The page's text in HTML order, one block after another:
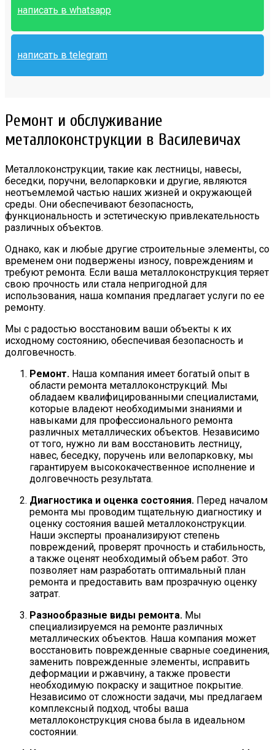
написать в whatsapp
написать в telegram
Ремонт и обслуживание
металлоконструкции в Василевичах
Металлоконструкции, такие как лестницы, навесы,
беседки, поручни, велопарковки и другие, являются
неотъемлемой частью наших жизней и окружающей
среды. Они обеспечивают безопасность,
функциональность и эстетическую привлекательность
различных объектов.
Однако, как и любые другие строительные элементы, со
временем они подвержены износу, повреждениям и
требуют ремонта. Если ваша металлоконструкция теряет
свою прочность или стала непригодной для
использования, наша компания предлагает услуги по ее
ремонту.
Мы с радостью восстановим ваши объекты к их
исходному состоянию, обеспечивая безопасность и
долговечность.
Ремонт. Наша компания имеет богатый опыт в
области ремонта металлоконструкций. Мы
обладаем квалифицированными специалистами,
которые владеют необходимыми знаниями и
навыками для профессионального ремонта
различных металлических объектов. Независимо
от того, нужно ли вам восстановить лестницу,
навес, беседку, поручень или велопарковку, мы
гарантируем высококачественное исполнение и
долговечность результата.
Диагностика и оценка состояния. Перед началом
ремонта мы проводим тщательную диагностику и
оценку состояния вашей металлоконструкции.
Наши эксперты проанализируют степень
повреждений, проверят прочность и стабильность,
а также оценят необходимый объем работ. Это
позволяет нам разработать оптимальный план
ремонта и предоставить вам прозрачную оценку
затрат.
Разнообразные виды ремонта. Мы
специализируемся на ремонте различных
металлических объектов. Наша компания может
восстановить поврежденные сварные соединения,
заменить поврежденные элементы, исправить
деформации и ржавчину, а также провести
необходимую покраску и защитное покрытие.
Независимо от сложности задачи, мы предлагаем
комплексный подход, чтобы ваша
металлоконструкция снова была в идеальном
состоянии.